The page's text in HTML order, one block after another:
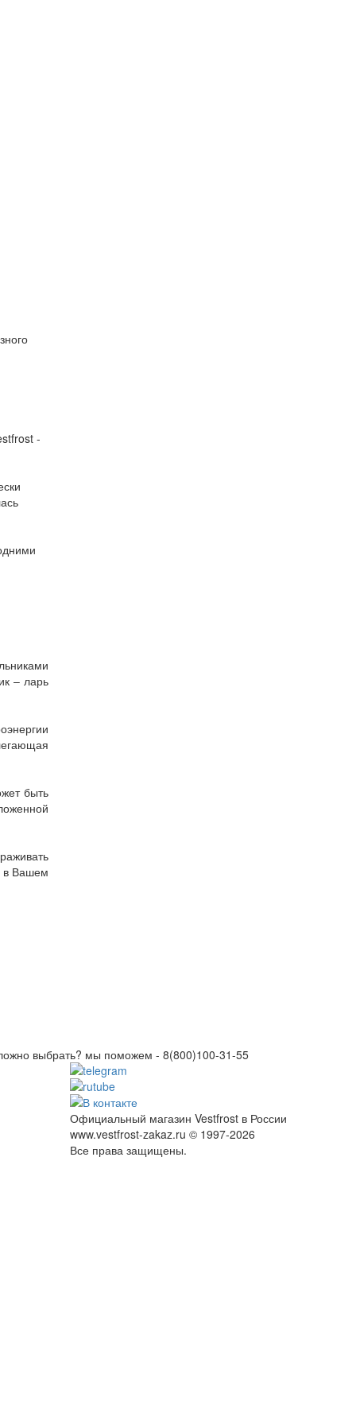
-
– ларь
быть
в Вашем
выбрать? мы поможем - 8(800)100-31-55
Официальный магазин Vestfrost в России
www.vestfrost-zakaz.ru © 1997-2026
Все права защищены.